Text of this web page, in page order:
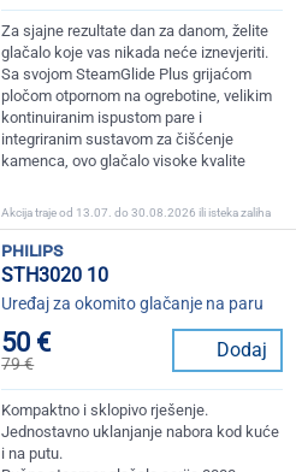
Za sjajne rezultate dan za danom, želite
glačalo koje vas nikada neće iznevjeriti.
Sa svojom SteamGlide Plus grijaćom
pločom otpornom na ogrebotine, velikim
kontinuiranim ispustom pare i
integriranim sustavom za čišćenje
kamenca, ovo glačalo visoke kvalite
Akcija traje od 13.07. do 30.08.2026 ili isteka zaliha
philips
STH3020 10
Uređaj za okomito glačanje na paru
50 €
79 €
Dodaj
Kompaktno i sklopivo rješenje.
Jednostavno uklanjanje nabora kod kuće
i na putu.